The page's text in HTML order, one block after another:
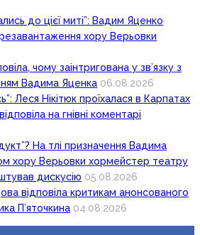
до цієї миті”: Вадим Яценко
хору Верьовки
чому заінтригована у зв’язку з
Вадима Яценка 06.08.2026
Леся Нікітюк проїхалася в Карпатах
на гнівні коментарі
На тлі призначення Вадима
хору Верьовки хормейстер театру
дискусію 05.08.2026
відповіла критикам анонсованого
П’яточкина 04.08.2026